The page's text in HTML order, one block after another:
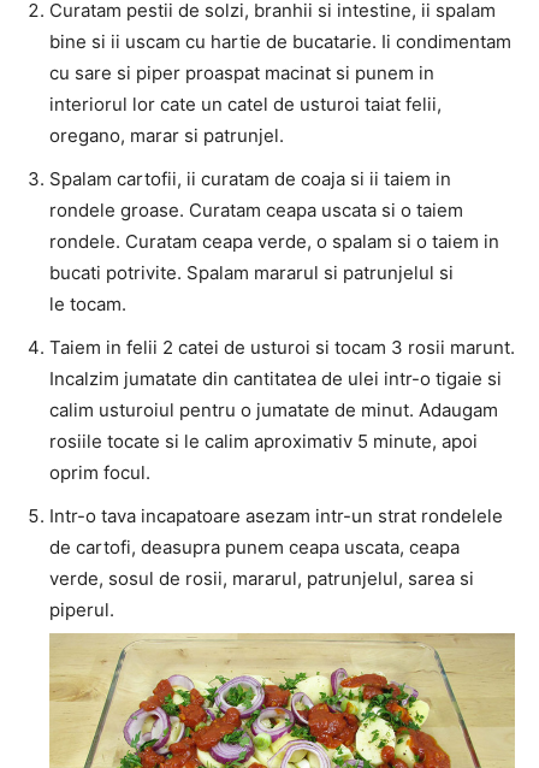
Curatam pestii de solzi, branhii si intestine, ii spalam
bine si ii uscam cu hartie de bucatarie. Ii condimentam
cu sare si piper proaspat macinat si punem in
interiorul lor cate un catel de usturoi taiat felii,
oregano, marar si patrunjel.
Spalam cartofii, ii curatam de coaja si ii taiem in
rondele groase. Curatam ceapa uscata si o taiem
rondele. Curatam ceapa verde, o spalam si o taiem in
bucati potrivite. Spalam mararul si patrunjelul si
le tocam.
Taiem in felii 2 catei de usturoi si tocam 3 rosii marunt.
Incalzim jumatate din cantitatea de ulei intr-o tigaie si
calim usturoiul pentru o jumatate de minut. Adaugam
rosiile tocate si le calim aproximativ 5 minute, apoi
oprim focul.
Intr-o tava incapatoare asezam intr-un strat rondelele
de cartofi, deasupra punem ceapa uscata, ceapa
verde, sosul de rosii, mararul, patrunjelul, sarea si
piperul.